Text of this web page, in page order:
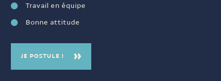
Travail en équipe
Bonne attitude
JE POSTULE !